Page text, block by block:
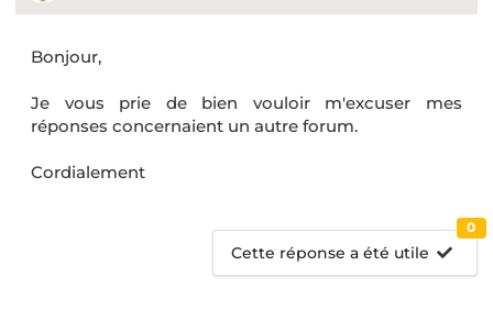
Bonjour,
Je vous prie de bien vouloir m'excuser mes
réponses concernaient un autre forum.
Cordialement
Cette réponse a été utile
0